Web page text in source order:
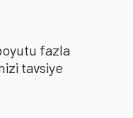
fazla
tavsiye